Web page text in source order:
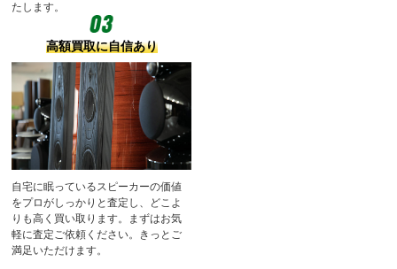
たします。
高額買取に自信あり
自宅に眠っているスピーカーの価値
をプロがしっかりと査定し、どこよ
りも高く買い取ります。まずはお気
軽に査定ご依頼ください。きっとご
満足いただけます。